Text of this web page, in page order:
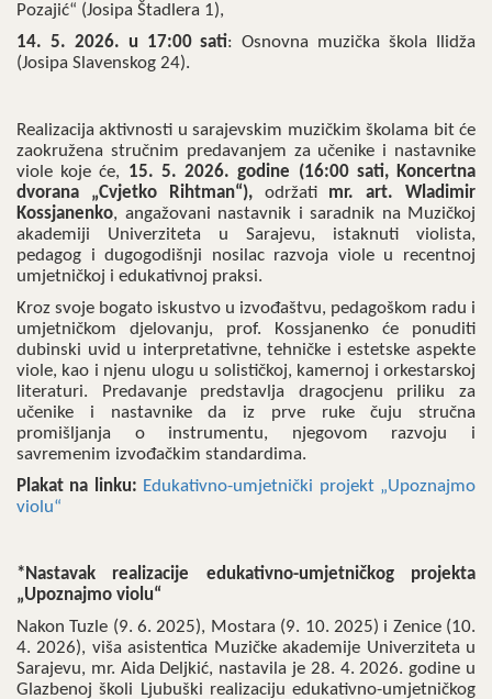
Pozajić“ (Josipa Štadlera 1),
14. 5. 2026. u 17:00 sati: Osnovna muzička škola Ilidža
(Josipa Slavenskog 24).
Realizacija aktivnosti u sarajevskim muzičkim školama bit će
zaokružena stručnim predavanjem za učenike i nastavnike
viole koje će, 15. 5. 2026. godine (16:00 sati, Koncertna
dvorana „Cvjetko Rihtman“),održati mr. art. Wladimir
Kossjanenko, angažovani nastavnik i saradnik na Muzičkoj
akademiji Univerziteta u Sarajevu, istaknuti violista,
pedagog i dugogodišnji nosilac razvoja viole u recentnoj
umjetničkoj i edukativnoj praksi.
Kroz svoje bogato iskustvo u izvođaštvu, pedagoškom radu i
umjetničkom djelovanju, prof. Kossjanenko će ponuditi
dubinski uvid u interpretativne, tehničke i estetske aspekte
viole, kao i njenu ulogu u solističkoj, kamernoj i orkestarskoj
literaturi. Predavanje predstavlja dragocjenu priliku za
učenike i nastavnike da iz prve ruke čuju stručna
promišljanja o instrumentu, njegovom razvoju i
savremenim izvođačkim standardima.
Plakat na linku: Edukativno-umjetnički projekt „Upoznajmo
violu“
*Nastavak realizacije edukativno-umjetničkog projekta
„Upoznajmo violu“
Nakon Tuzle (9. 6. 2025), Mostara (9. 10. 2025) i Zenice (10.
4. 2026), viša asistentica Muzičke akademije Univerziteta u
Sarajevu, mr. Aida Deljkić, nastavila je 28. 4. 2026. godine u
Glazbenoj školi Ljubuški realizaciju edukativno-umjetničkog